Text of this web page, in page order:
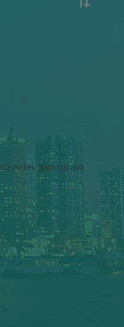
hotel, gare ou aux